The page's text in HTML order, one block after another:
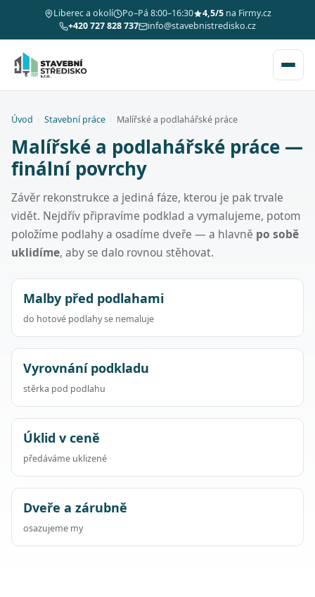
Liberec a okolí Po–Pá 8:00–16:30 4,5/5na Firmy.cz
+420 727 828 737
info@stavebnistredisko.cz
Úvod Stavební práce Malířské a podlahářské práce
Malířské a podlahářské práce —
finální povrchy
Závěr rekonstrukce a jediná fáze, kterou je pak trvale
vidět. Nejdřív připravíme podklad a vymalujeme, potom
položíme podlahy a osadíme dveře — a hlavně po sobě
uklidíme, aby se dalo rovnou stěhovat.
Malby před podlahami
do hotové podlahy se nemaluje
Vyrovnání podkladu
stěrka pod podlahu
Úklid v ceně
předáváme uklizené
Dveře a zárubně
osazujeme my